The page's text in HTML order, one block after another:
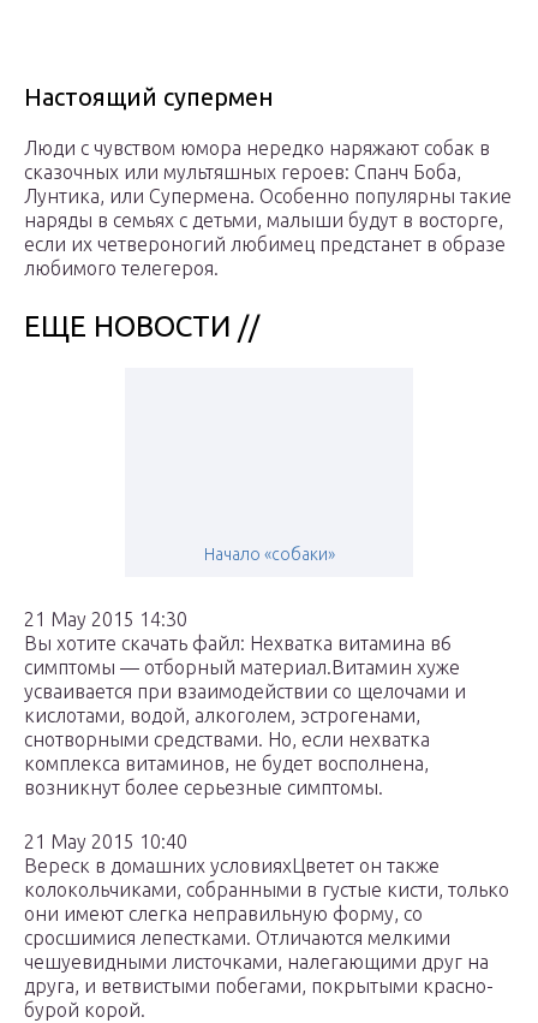
Настоящий супермен
Люди с чувством юмора нередко наряжают собак в
сказочных или мультяшных героев: Спанч Боба,
Лунтика, или Супермена. Особенно популярны такие
наряды в семьях с детьми, малыши будут в восторге,
если их четвероногий любимец предстанет в образе
любимого телегероя.
ЕЩЕ НОВОСТИ //
Начало «собаки»
21 May 2015 14:30
Вы хотите скачать файл: Нехватка витамина в6
симптомы — отборный материал.Витамин хуже
усваивается при взаимодействии со щелочами и
кислотами, водой, алкоголем, эстрогенами,
снотворными средствами. Но, если нехватка
комплекса витаминов, не будет восполнена,
возникнут более серьезные симптомы.
21 May 2015 10:40
Вереск в домашних условияхЦветет он также
колокольчиками, собранными в густые кисти, только
они имеют слегка неправильную форму, со
сросшимися лепестками. Отличаются мелкими
чешуевидными листочками, налегающими друг на
друга, и ветвистыми побегами, покрытыми красно-
бурой корой.